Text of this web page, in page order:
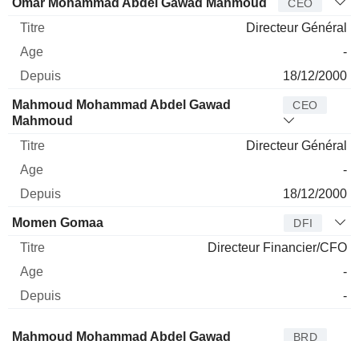
Omar Mohammad Abdel Gawad Mahmoud CEO
Directeur Général
-
18/12/2000
Mahmoud Mohammad Abdel Gawad
Mahmoud
CEO
Directeur Général
-
18/12/2000
Momen Gomaa DFI
Directeur Financier/CFO
-
-
Administrateur Titre Age Depuis
Mahmoud Mohammad Abdel Gawad
BRD